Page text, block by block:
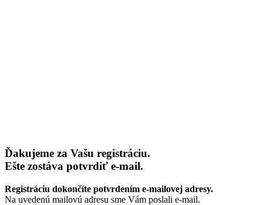
Ďakujeme za Vašu registráciu.
Ešte zostáva potvrdiť e-mail.
Registráciu dokončíte potvrdením e-mailovej adresy.
Na uvedenú mailovú adresu sme Vám poslali e-mail.